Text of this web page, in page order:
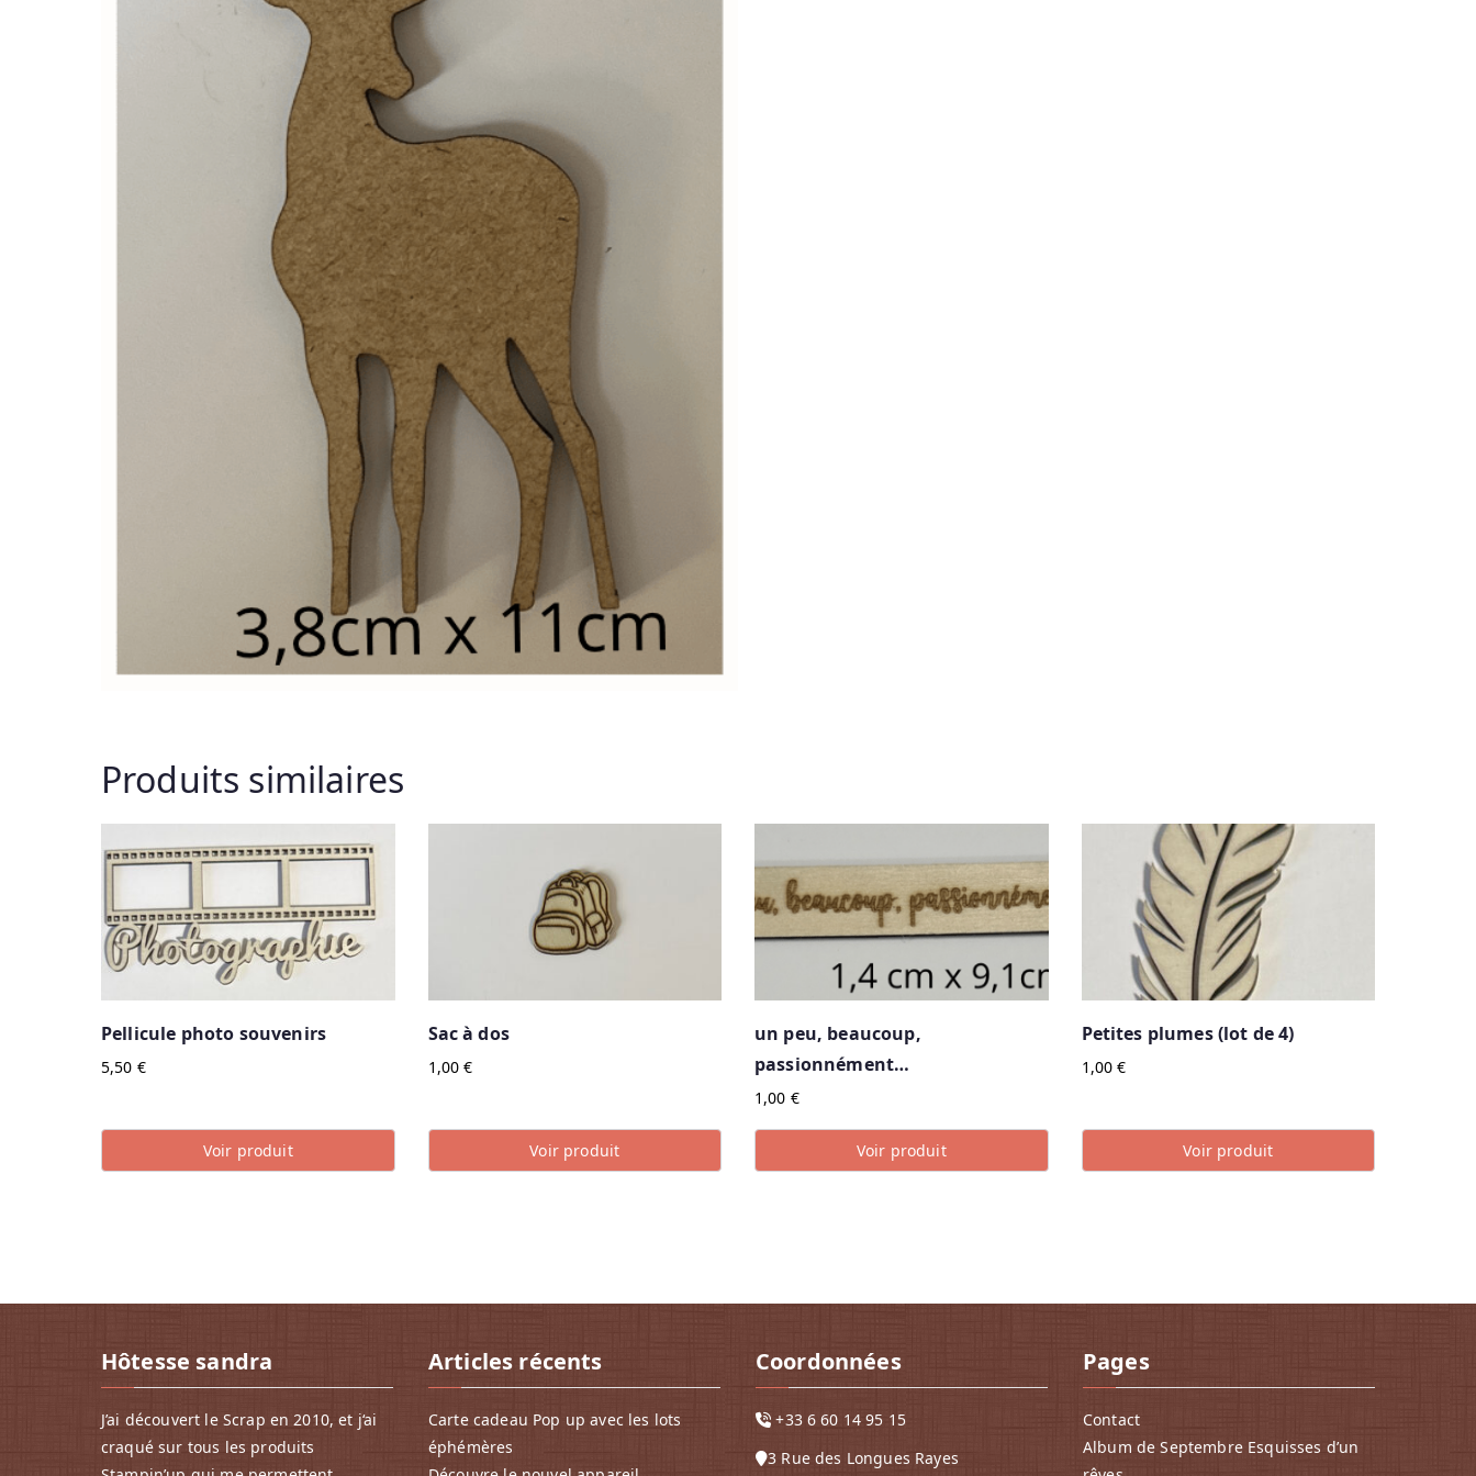
Produits similaires
Pellicule photo souvenirs
5,50 €
Voir produit
Sac à dos
1,00€
Voir produit
un peu, beaucoup,
passionnément…
1,00 €
Voir produit
Petites plumes (lot de 4)
1,00€
Voir produit
Hôtesse sandra
J’ai découvert le Scrap en 2010, et j‘ai
craqué sur tous les produits
Articles récents
Carte cadeau Pop up avec les lots
éphémères
Coordonnées
+33 6 60 14 95 15
3 Rue des Longues Rayes
Pages
Contact
Album de Septembre Esquisses d’un